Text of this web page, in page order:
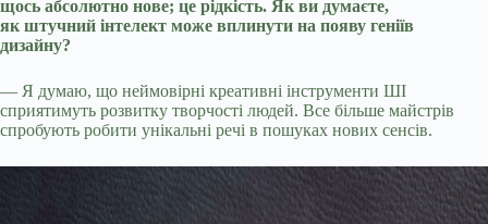
щось абсолютно нове; це рідкість. Як ви думаєте,
як штучний інтелект може вплинути на появу геніїв
дизайну?
— Я думаю, що неймовірні креативні інструменти ШІ
сприятимуть розвитку творчості людей. Все більше майстрів
спробують робити унікальні речі в пошуках нових сенсів.